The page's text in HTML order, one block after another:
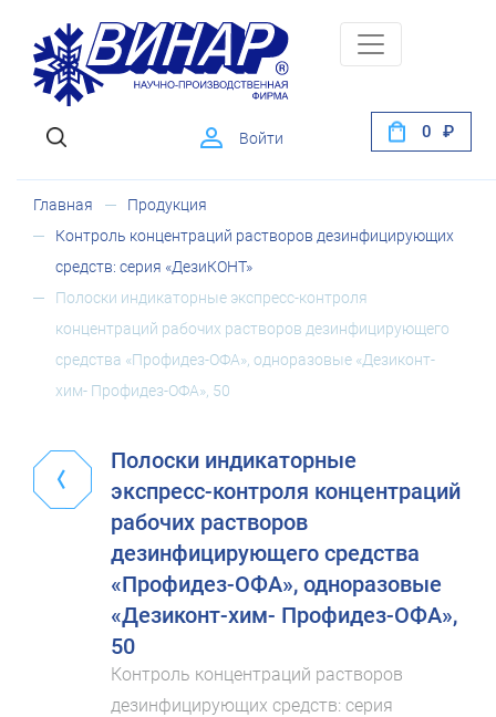
Войти 0
Главная
Продукция
Контроль концентраций растворов дезинфицирующих
средств: серия «ДезиКОНТ»
Полоски индикаторные экспресс-контроля
концентраций рабочих растворов дезинфицирующего
средства «Профидез-ОФА», одноразовые «Дезиконт-
хим- Профидез-ОФА», 50
Полоски индикаторные
экспресс-контроля концентраций
рабочих растворов
дезинфицирующего средства
«Профидез-ОФА», одноразовые
«Дезиконт-хим- Профидез-ОФА»,
50
Контроль концентраций растворов
дезинфицирующих средств: серия